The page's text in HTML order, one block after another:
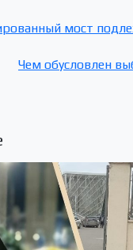
мост
Чем обусловлен